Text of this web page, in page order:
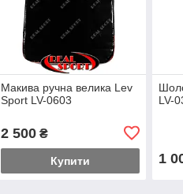
Макива ручна велика Lev
Sport LV-0603
2 500₴
Купити
LV-
1